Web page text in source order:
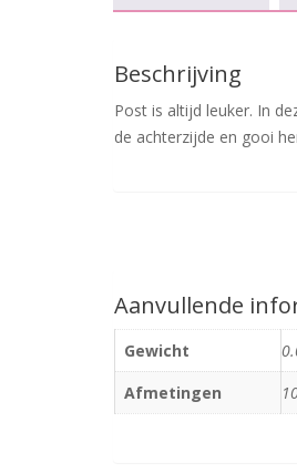
Beschrijving
Post is altijd leuker. In
de achterzijde en gooi
Aanvullende
Gewicht
Afmetingen